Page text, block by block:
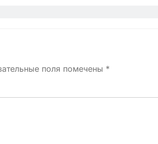
поля помечены *